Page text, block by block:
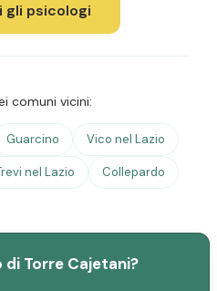
psicologi
comuni vicini:
Guarcino Vico nel Lazio
nel Lazio Collepardo
di Torre Cajetani?